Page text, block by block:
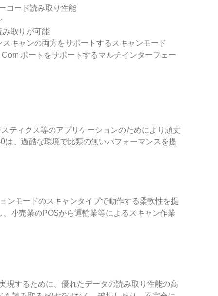
コード読み取り性能
み取りが可能
キャンの両方をサポートするスキャンモード
ポートをサポートするマルチインターフェー
ティクス等のアプリケーションのためにより頑丈
、過酷な環境で比類の無いパフォーマンスを提
ンモードのスキャンタイプで動作する柔軟性を提
小売業のPOSから運輸業等によるスキャン作業
現するために、優れたデータの読み取り性能の高